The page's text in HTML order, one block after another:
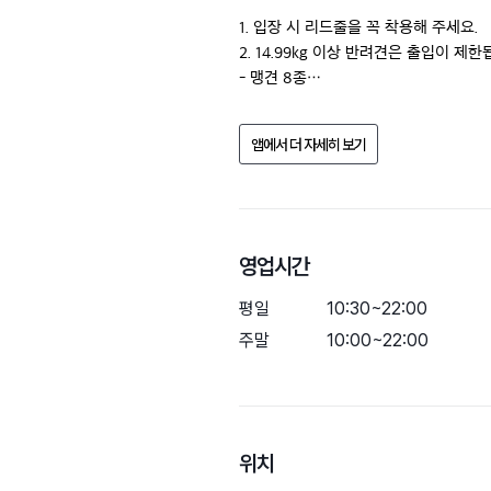
1. 입장 시 리드줄을 꼭 착용해 주세요.
2. 14.99kg 이상 반려견은 출입이 제한
- 맹견 8종
아지는 입장 불가 합니다.
3. 중성화가 되지 않거나 실내마킹을
앱에서 더 자세히 보기
영업시간
평일
10:30~22:00
주말
10:00~22:00
위치